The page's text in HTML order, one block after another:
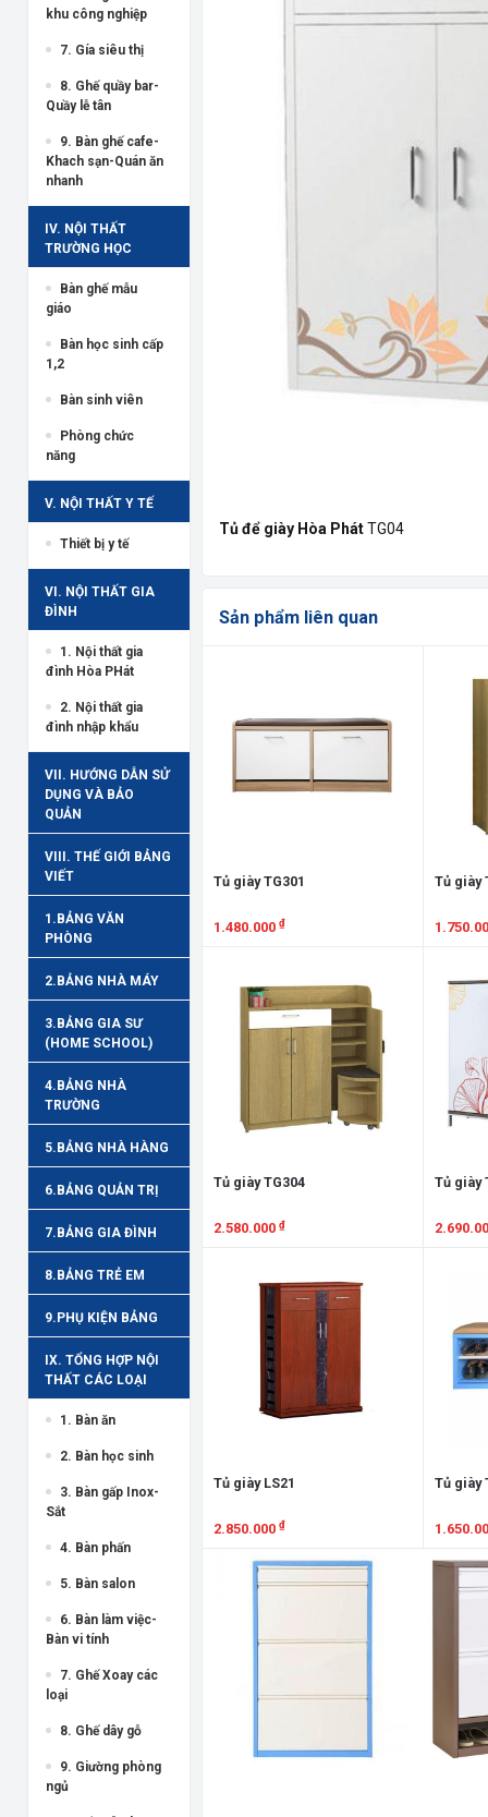
khu công nghiệp
7. Gía siêu thị
8. Ghế quầy bar-
Quầy lễ tân
9. Bàn ghế cafe-
Khach sạn-Quán ăn
nhanh
IV. NỘI THẤT
TRƯỜNG HỌC
Bàn ghế mẫu
giáo
Bàn học sinh cấp
1,2
Bàn sinh viên
Phòng chức
năng
V. NỘI THẤT Y TẾ
Thiết bị y tế
VI. NỘI THẤT GIA
ĐÌNH
1. Nội thất gia
đình Hòa PHát
2. Nội thất gia
đình nhập khẩu
VII. HƯỚNG DẪN SỬ
DỤNG VÀ BẢO
QUẢN
VIII. THẾ GIỚI BẢNG
VIẾT
1.BẢNG VĂN
PHÒNG
2.BẢNG NHÀ MÁY
3.BẢNG GIA SƯ
(HOME SCHOOL)
4.BẢNG NHÀ
TRƯỜNG
5.BẢNG NHÀ HÀNG
6.BẢNG QUẢN TRỊ
7.BẢNG GIA ĐÌNH
8.BẢNG TRẺ EM
9.PHỤ KIỆN BẢNG
IX. TỔNG HỢP NỘI
THẤT CÁC LOẠI
1. Bàn ăn
2. Bàn học sinh
3. Bàn gấp Inox-
Sắt
4. Bàn phấn
5. Bàn salon
6. Bàn làm việc-
Bàn vi tính
7. Ghế Xoay các
loại
8. Ghế dây gỗ
9. Giường phòng
ngủ
Tủ để giày Hòa PhátTG04
Sản phẩm liên quan
Tủ giày TG301
1.480.000 ₫
Tủ giày
Tủ giày TG304
2.580.000 ₫
Tủ giày
Tủ giày LS21
2.850.000 ₫
Xem chi tiết
Tủ giày
Xem